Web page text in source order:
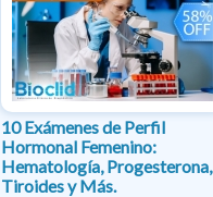
10 Exámenes de Perfil
Hormonal Femenino:
Hematología, Progesterona,
Tiroides y Más.